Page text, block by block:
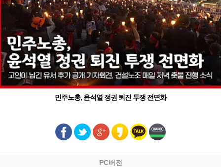
민주노총, 윤석열 정권 퇴진 투쟁 전면화
PC버전